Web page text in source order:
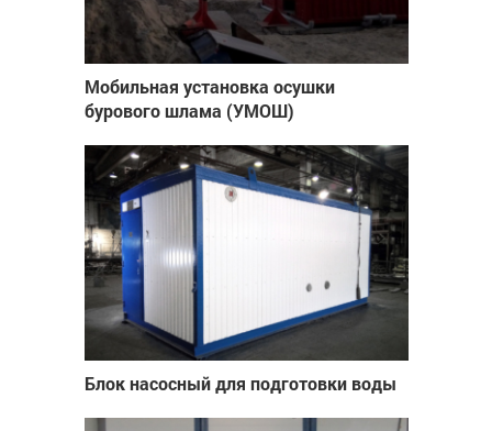
Мобильная установка осушки
бурового шлама (УМОШ)
Блок насосный для подготовки воды